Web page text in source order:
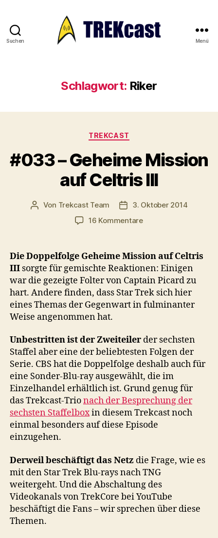
Suchen Menü
Schlagwort: Riker
Kategorien
TREKCAST
#033 – Geheime Mission
auf Celtris III
Beitragsautor
Von Trekcast Team Veröffentlichungsdatum
3. Oktober 2014
16 Kommentarezu
Geheime
Mission
auf
Celtris
III
Die Doppelfolge Geheime Mission auf Celtris
III sorgte für gemischte Reaktionen: Einigen
war die gezeigte Folter von Captain Picard zu
hart. Andere finden, dass Star Trek sich hier
eines Themas der Gegenwart in fulminanter
Weise angenommen hat.
Unbestritten ist der Zweiteiler der sechsten
Staffel aber eine der beliebtesten Folgen der
Serie. CBS hat die Doppelfolge deshalb auch für
eine Sonder-Blu-ray ausgewählt, die im
Einzelhandel erhältlich ist. Grund genug für
das Trekcast-Trionach der Besprechung der
sechsten Staffelboxin diesem Trekcast noch
einmal besonders auf diese Episode
einzugehen.
Derweil beschäftigt das Netz die Frage, wie es
mit den Star Trek Blu-rays nach TNG
weitergeht. Und die Abschaltung des
Videokanals von TrekCore bei YouTube
beschäftigt die Fans – wir sprechen über diese
Themen.